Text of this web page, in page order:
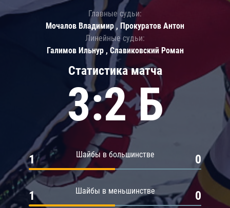
Статистика матча
3:2 Б
Шайбы в большинстве
1 0
Шайбы в меньшинстве
1 0
Главные судьи:
Мочалов Владимир , Прокуратов Антон
Линейные судьи:
Галимов Ильнур , Славиковский Роман